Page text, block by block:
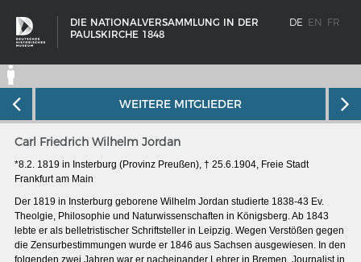
DIE NATIONALVERSAMMLUNG IN DER
PAULSKIRCHE 1848
DE EN FR
WEITERE MITGLIEDER
Carl Friedrich Wilhelm Jordan
*8.2. 1819 in Insterburg (Provinz Preußen), † 25.6.1904, Freie Stadt
Frankfurt am Main
Der 1819 in Insterburg geborene Wilhelm Jordan studierte 1838-43 Ev.
Theolgie, Philosophie und Naturwissenschaften in Königsberg. Ab 1843
lebte er als belletristischer Schriftsteller in Leipzig. Wegen Verstößen gegen
die Zensurbestimmungen wurde er 1846 aus Sachsen ausgewiesen. In den
folgenden zwei Jahren war er nacheinander Lehrer in Bremen, Journalist in